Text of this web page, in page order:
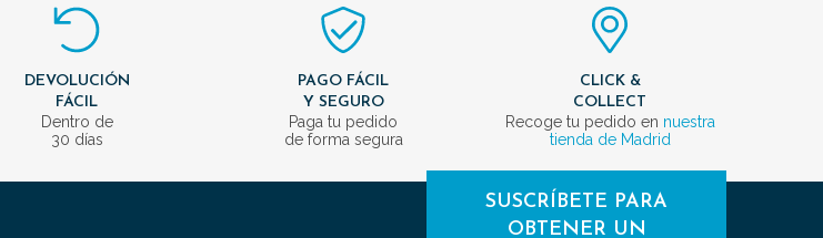
DEVOLUCIÓN
FÁCIL
Dentro de
30 días
PAGO FÁCIL
Y SEGURO
Paga tu pedido
de forma segura
CLICK &
COLLECT
Recoge tu pedido en nuestra
tienda de Madrid
SUSCRÍBETE PARA
OBTENER UN